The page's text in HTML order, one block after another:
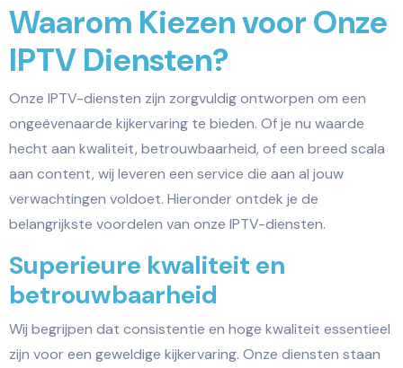
Waarom Kiezen voor Onze
IPTV Diensten?
Onze IPTV-diensten zijn zorgvuldig ontworpen om een
ongeëvenaarde kijkervaring te bieden. Of je nu waarde
hecht aan kwaliteit, betrouwbaarheid, of een breed scala
aan content, wij leveren een service die aan al jouw
verwachtingen voldoet. Hieronder ontdek je de
belangrijkste voordelen van onze IPTV-diensten.
Superieure kwaliteit en
betrouwbaarheid
Wij begrijpen dat consistentie en hoge kwaliteit essentieel
zijn voor een geweldige kijkervaring. Onze diensten staan